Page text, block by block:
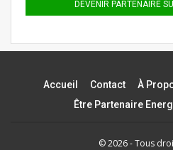
DEVENIR PARTENAIRE
Accueil Contact À
Être Partenaire
© 2026 - Tous